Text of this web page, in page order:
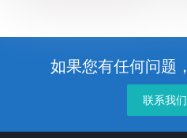
如果您有任何问题
联系我们